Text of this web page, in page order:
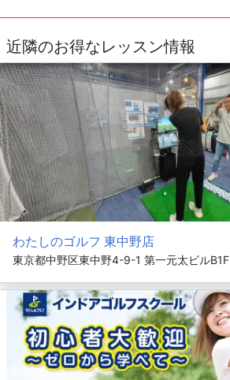
近隣のお得なレッスン情報
わたしのゴルフ 東中野店
東京都中野区東中野4-9-1 第一元太ビルB1F